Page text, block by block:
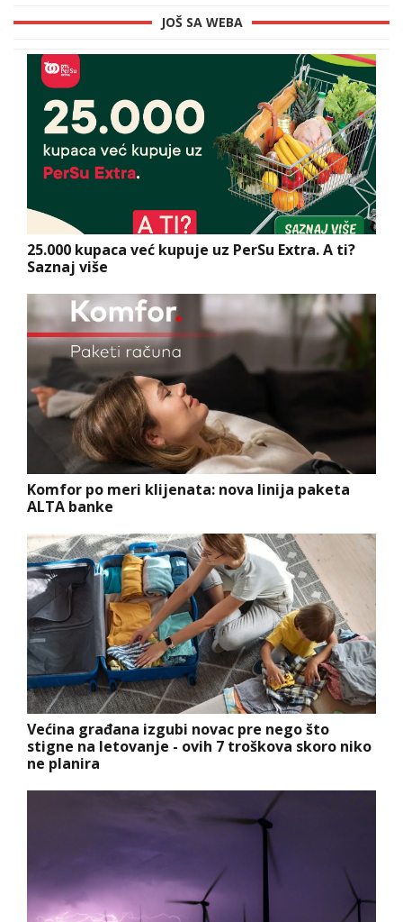
JOŠ SA WEBA
25.000 kupaca već kupuje uz PerSu Extra. A ti?
Saznaj više
Komfor po meri klijenata: nova linija paketa
ALTA banke
Većina građana izgubi novac pre nego što
stigne na letovanje - ovih 7 troškova skoro niko
ne planira